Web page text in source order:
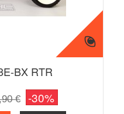
BX RTR
€ -30%